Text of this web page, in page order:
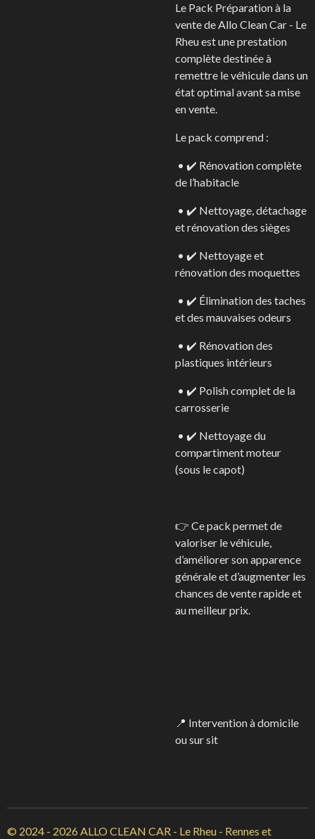
Le Pack Préparation à la
vente de Allo Clean Car - Le
Rheu est une prestation
complète destinée à
remettre le véhicule dans un
état optimal avant sa mise
en vente.
Le pack comprend :
• ✔️ Rénovation complète
de l’habitacle
• ✔️ Nettoyage, détachage
et rénovation des sièges
• ✔️ Nettoyage et
rénovation des moquettes
• ✔️ Élimination des taches
et des mauvaises odeurs
• ✔️ Rénovation des
plastiques intérieurs
• ✔️ Polish complet de la
carrosserie
• ✔️ Nettoyage du
compartiment moteur
(sous le capot)
👉 Ce pack permet de
valoriser le véhicule,
d’améliorer son apparence
générale et d’augmenter les
chances de vente rapide et
au meilleur prix.
📍 Intervention à domicile
ou sur sit
© 2024 - 2026 ALLO CLEAN CAR - Le Rheu - Rennes et